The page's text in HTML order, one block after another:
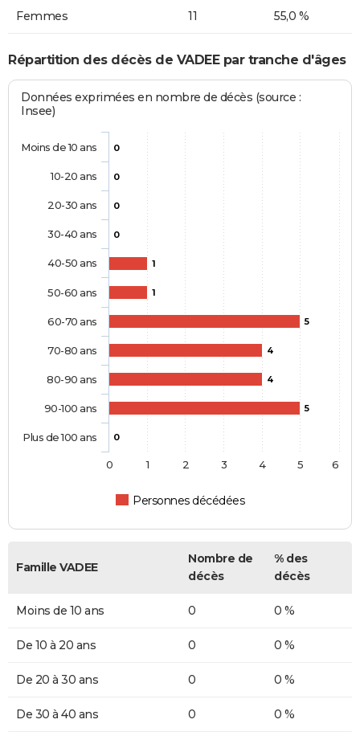
Femmes 11 55,0 %
Répartition des décès de VADEE par tranche d'âges
Données exprimées en nombre de décès (source :
Insee)
0
0
0
0
1
1
5
4
4
5
0
Personnes décédées
Moins de 10 ans
10-20 ans
20-30 ans
30-40 ans
40-50 ans
50-60 ans
60-70 ans
70-80 ans
80-90 ans
90-100 ans
Plus de 100 ans
0 1 2 3 4 5 6
Famille VADEE
Nombre de
décès
% des
décès
Moins de 10 ans 0 0 %
De 10 à 20 ans 0 0 %
De 20 à 30 ans 0 0 %
De 30 à 40 ans 0 0 %